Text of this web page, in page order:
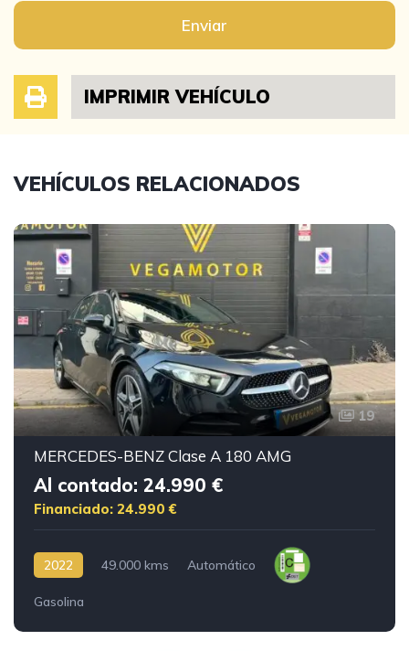
Enviar
IMPRIMIR VEHÍCULO
VEHÍCULOS RELACIONADOS
19
MERCEDES-BENZ Clase A 180 AMG
Al contado: 24.990 €
Financiado: 24.990 €
2022 49.000 kms Automático
Gasolina